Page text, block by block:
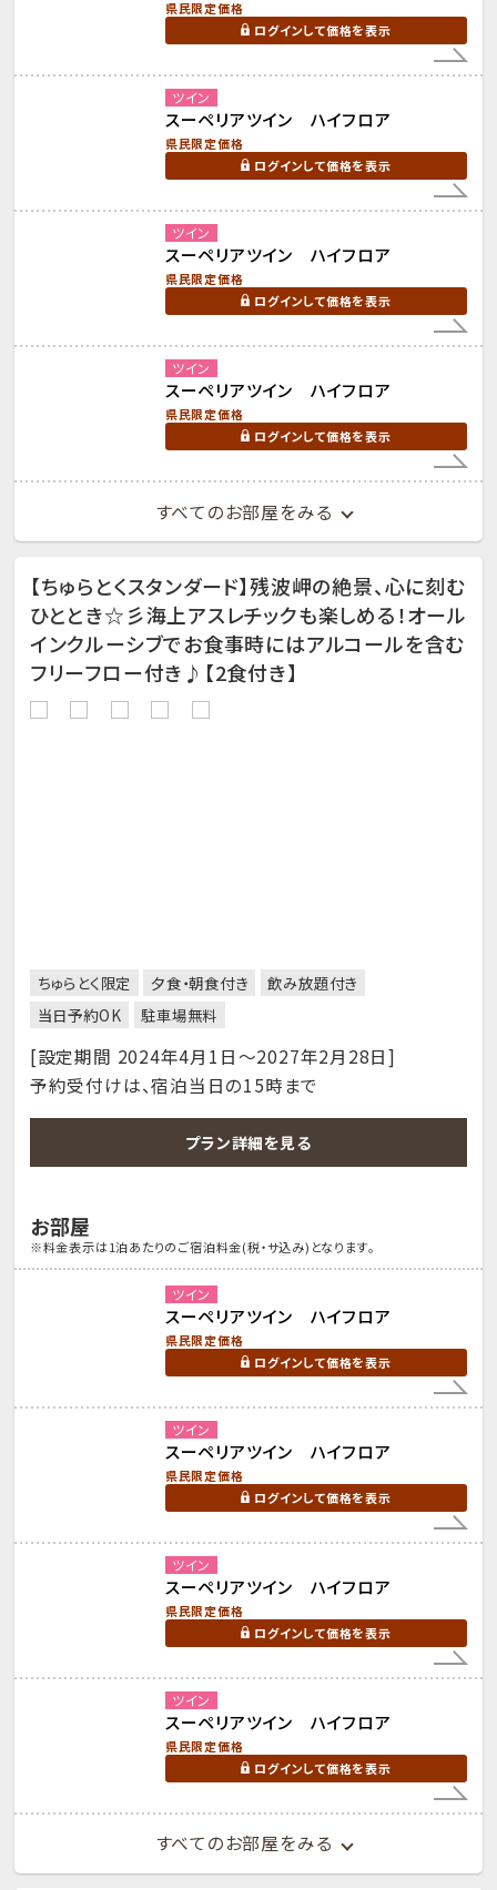
県民限定価格
ログインして価格を表示
ツイン
スーペリアツイン ハイフロア
県民限定価格
ログインして価格を表示
ツイン
スーペリアツイン ハイフロア
県民限定価格
ログインして価格を表示
ツイン
スーペリアツイン ハイフロア
県民限定価格
ログインして価格を表示
すべてのお部屋をみる
【ちゅらとくスタンダード】残波岬の絶景、心に刻む
ひととき☆彡海上アスレチックも楽しめる！オール
インクルーシブでお食事時にはアルコールを含む
フリーフロー付き♪【2食付き】
ちゅらとく限定 夕食・朝食付き
飲み放題付き
当日予約OK
駐車場無料
[設定期間 2024年4月1日～2027年2月28日]
予約受付けは、宿泊当日の15時まで
プラン詳細を見る
お部屋
※料金表示は1泊あたりのご宿泊料金(税・サ込み)となります。
ツイン
スーペリアツイン ハイフロア
県民限定価格
ログインして価格を表示
ツイン
スーペリアツイン ハイフロア
県民限定価格
ログインして価格を表示
ツイン
スーペリアツイン ハイフロア
県民限定価格
ログインして価格を表示
ツイン
スーペリアツイン ハイフロア
県民限定価格
ログインして価格を表示
すべてのお部屋をみる